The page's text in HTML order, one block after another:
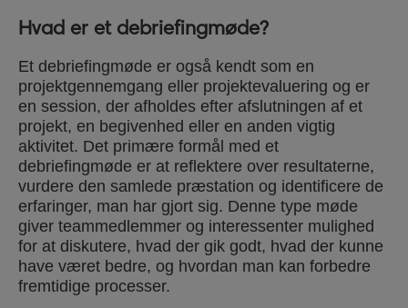
Hvad er et debriefingmøde?
Et debriefingmøde er også kendt som en
projektgennemgang eller projektevaluering og er
en session, der afholdes efter afslutningen af et
projekt, en begivenhed eller en anden vigtig
aktivitet. Det primære formål med et
debriefingmøde er at reflektere over resultaterne,
vurdere den samlede præstation og identificere de
erfaringer, man har gjort sig. Denne type møde
giver teammedlemmer og interessenter mulighed
for at diskutere, hvad der gik godt, hvad der kunne
have været bedre, og hvordan man kan forbedre
fremtidige processer.